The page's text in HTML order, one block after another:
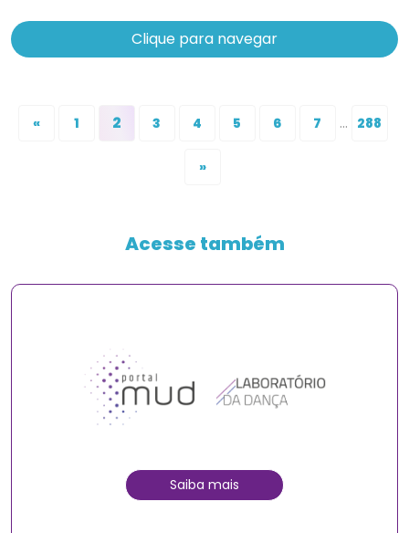
Clique para navegar
« 1 2 3 4 5 6 7 ... 288
»
Acesse também
Saiba mais